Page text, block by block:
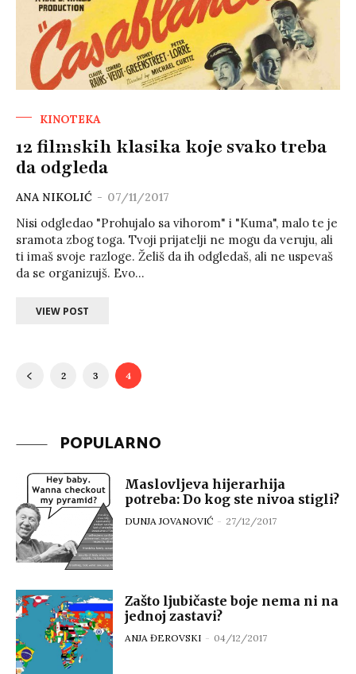
KINOTEKA
12 filmskih klasika koje svako treba
da odgleda
ANA NIKOLIĆ - 07/11/2017
Nisi odgledao "Prohujalo sa vihorom" i "Kuma", malo te je
sramota zbog toga. Tvoji prijatelji ne mogu da veruju, ali
ti imaš svoje razloge. Želiš da ih odgledaš, ali ne uspevaš
da se organizujš. Evo...
VIEW POST
2 3 4
POPULARNO
Maslovljeva hijerarhija
potreba: Do kog ste nivoa stigli?
DUNJA JOVANOVIĆ - 27/12/2017
Zašto ljubičaste boje nema ni na
jednoj zastavi?
ANJA ĐEROVSKI - 04/12/2017